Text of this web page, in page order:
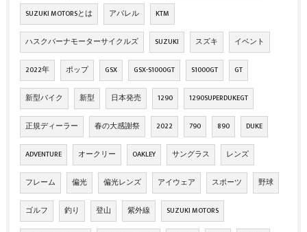
SUZUKI MOTORSとは アパレル KTM
ハスクバーナモーターサイクルズ SUZUKI スズキ イベント
2022年 ポップ GSX GSX-S1000GT S1000GT GT
新型バイク 新型 日本発売 1290 1290SUPERDUKEGT
正規ディーラー 春の大感謝祭 2022 790 890 DUKE
ADVENTURE オークリー OAKLEY サングラス レンズ
フレーム 偏光 偏光レンズ アイウェア スポーツ 野球
ゴルフ 釣り 登山 紫外線 SUZUKI MOTORS